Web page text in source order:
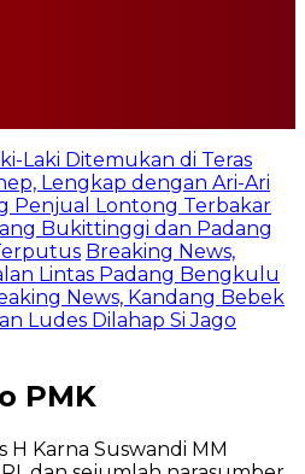
Laki Ditemukan di Teras
Lengkap dengan Ari-Ari
Penjual Lontong Terbakar
Bukittinggi dan Padang
Breaking News,
Lintas Padang Bengkulu
News, Kandang Bebek
Ludes Dilahap Si Jago
PMK